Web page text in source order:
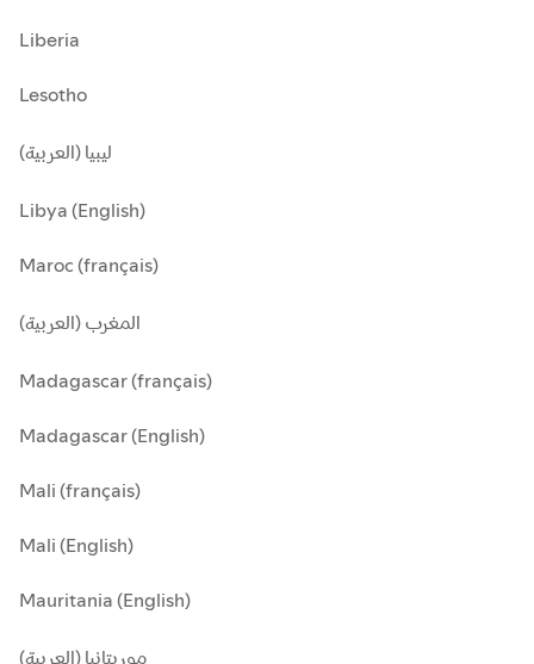
Liberia
Lesotho
ليبيا (العربية)
Libya (English)
Maroc (français)
المغرب (العربية)
Madagascar (français)
Madagascar (English)
Mali (français)
Mali (English)
Mauritania (English)
موريتانيا (العربية)